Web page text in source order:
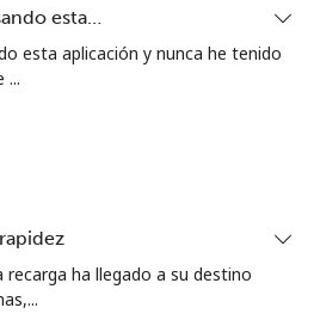
esta…
esta aplicación y nunca he tenido
...
recarga ha llegado a su destino